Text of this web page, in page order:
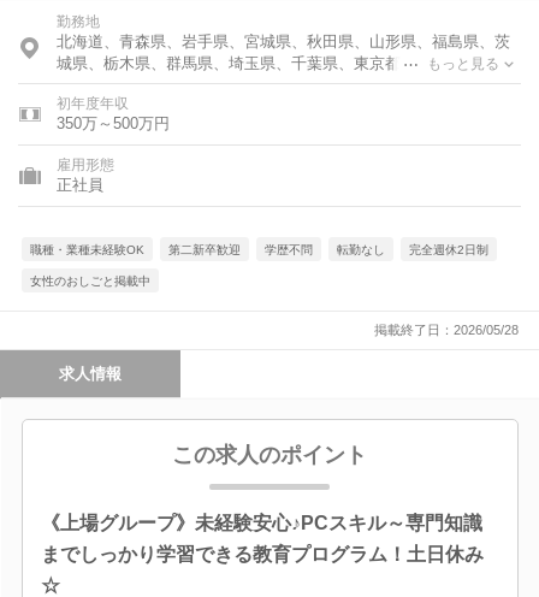
勤務地
北海道、青森県、岩手県、宮城県、秋田県、山形県、福島県、茨
城県、栃木県、群馬県、埼玉県、千葉県、東京都、神奈川県、富
山県、石川県、福井県、新潟県、山梨県、長野県、岐阜県、静岡
県、愛知県、三重県、滋賀県、京都府、大阪府、兵庫県、奈良
県、和歌山県、鳥取県、島根県、岡山県、広島県、山口県、徳島
県、香川県、愛媛県、高知県、福岡県、佐賀県、長崎県、熊本
県、大分県、宮崎県、鹿児島県、沖縄県
もっと見る
初年度年収
350万～500万円
雇用形態
正社員
職種・業種未経験OK 第二新卒歓迎 学歴不問 転勤なし 完全週休2日制
女性のおしごと掲載中
掲載終了日：2026/05/28
求人情報
この求人のポイント
《上場グループ》未経験安心♪PCスキル～専門知識
までしっかり学習できる教育プログラム！土日休み
☆